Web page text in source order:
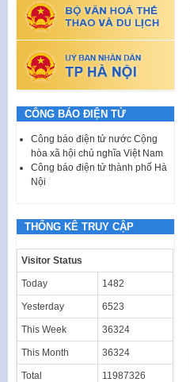
CÔNG BÁO ĐIỆN TỬ
Công báo điện tử nước Cộng
hòa xã hội chủ nghĩa Việt Nam
Công báo điện tử thành phố Hà
Nội
THỐNG KÊ TRUY CẬP
Visitor Status
Today 1482
Yesterday 6523
This Week 36324
This Month 36324
Total 11987326